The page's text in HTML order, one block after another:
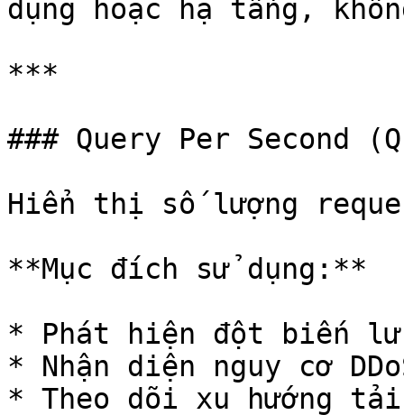
dụng hoặc hạ tầng,
***
### Query Per Second
Hiển thị số lượng
**Mục đích sử dụng:**
* Phát hiện đột biến
* Nhận diện nguy cơ
* Theo dõi xu hướng